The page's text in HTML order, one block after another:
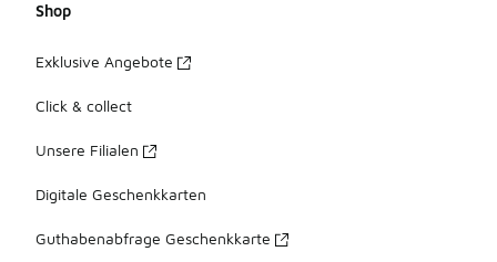
Shop
Exklusive Angebote
Click & collect
Unsere Filialen
Digitale Geschenkkarten
Guthabenabfrage Geschenkkarte